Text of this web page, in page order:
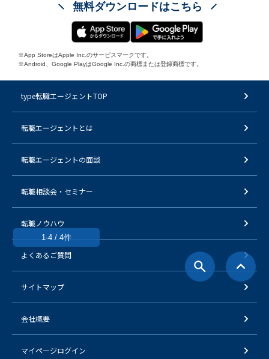
1-4 / 4件
無料ダウンロードはこちら
※App StoreはApple Inc.のサービスマークです。
※Android、Google PlayはGoogle Inc.の商標または登録商標です。
type転職エージェントTOP
転職エージェントとは
転職エージェントの面談
転職相談会・セミナー
転職ノウハウ
よくあるご質問
サイトマップ
会社概要
マイページログイン